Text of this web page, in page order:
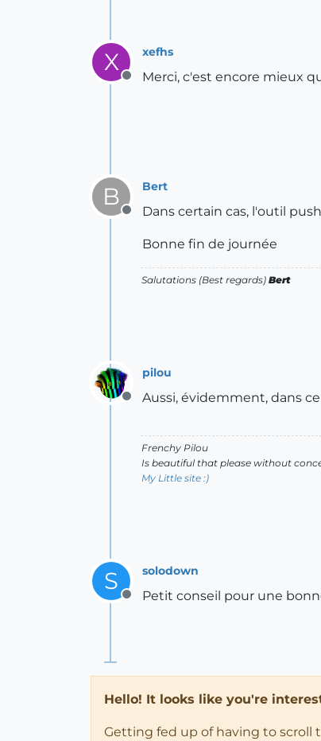
X
Offline
xefhs
Merci, c'est encore mieux
B
Offline
Bert
Dans certain cas, l'outil
Bonne fin de journée
Salutations (Best regards) Bert
Offline
pilou
Aussi, évidemment, dans
Frenchy Pilou
Is beautiful that please without
My Little site :)
S
Offline
solodown
Petit conseil pour une
Hello! It looks like you're
Getting fed up of having to scroll